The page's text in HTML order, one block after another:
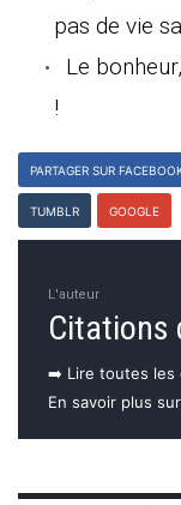
pas de vie
Le
!
PARTAGER SUR
TUMBLR GOOGLE
L'auteur
Citations
➡️ Lire toutes les
En savoir plus